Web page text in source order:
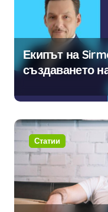
Екипът на
създаването
навлизане на
интелект в
Статии